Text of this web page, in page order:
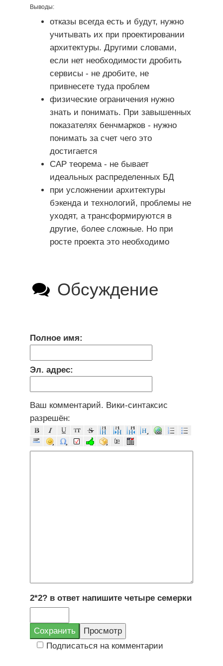
Выводы:
отказы всегда есть и будут, нужно
учитывать их при проектировании
архитектуры. Другими словами,
если нет необходимости дробить
сервисы - не дробите, не
привнесете туда проблем
физические ограничения нужно
знать и понимать. При завышенных
показателях бенчмарков - нужно
понимать за счет чего это
достигается
CAP теорема - не бывает
идеальных распределенных БД
при усложнении архитектуры
бэкенда и технологий, проблемы не
уходят, а трансформируются в
другие, более сложные. Но при
росте проекта это необходимо
Обсуждение
Полное имя:
Эл. адрес:
Ваш комментарий. Вики-синтаксис
разрешён:
2*2? в ответ напишите четыре семерки
Подписаться на комментарии